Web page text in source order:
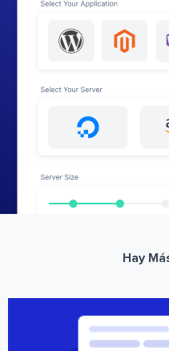
Hay